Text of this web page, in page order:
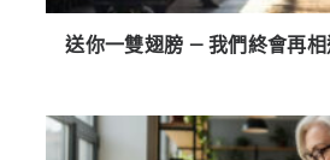
送你一雙翅膀 — 我們終會再